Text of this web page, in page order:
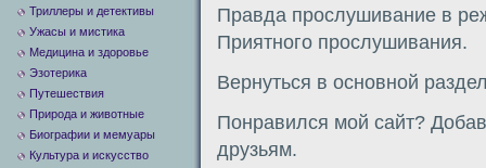
Правда прослушивание в
Приятного прослушивания.
Вернуться в основной
Понравился мой сайт?
друзьям.
Триллеры и детективы
Ужасы и мистика
Медицина и здоровье
Эзотерика
Путешествия
Природа и животные
Биографии и мемуары
Культура и искусство